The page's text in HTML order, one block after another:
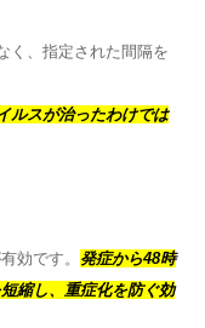
く、指定された間隔を
ルスが治ったわけでは
効です。 発症から48時
縮し、重症化を防ぐ効